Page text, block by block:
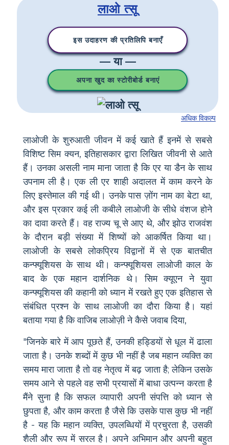
लाओ त्सू
इस उदाहरण की प्रतिलिपि बनाएँ
— या —
अपना खुद का स्टोरीबोर्ड बनाएं
अधिक विकल्प
लाओजी के शुरुआती जीवन में कई खाते हैं इनमें से सबसे
विशिष्ट सिम क्यन, इतिहासकार द्वारा लिखित जीवनी से आते
हैं। उनका असली नाम माना जाता है कि एर या डैन के साथ
उपनाम ली है। एक ली एर शाही अदालत में काम करने के
लिए इस्तेमाल की गई थी। उनके पास ज़ोंग नाम का बेटा था,
और इस प्रकार कई ली कबीले लाओजी के सीधे वंशज होने
का दावा करते हैं। वह राज्य चू से आए थे, और झोउ राजवंश
के दौरान बड़ी संख्या में शिष्यों को आकर्षित किया था।
लाओजी के सबसे लोकप्रिय विद्वानों में से एक बातचीत
कन्फ्यूशियस के साथ थी। कन्फ्यूशियस लाओजी काल के
बाद के एक महान दार्शनिक थे। सिम क्यूएन ने युवा
कन्फ्यूशियस की कहानी को ध्यान में रखते हुए एक इतिहास से
संबंधित प्रश्न के साथ लाओजी का दौरा किया है। यहां
बताया गया है कि वाजिब लाओज़ी ने कैसे जवाब दिया,
"जिनके बारे में आप पूछते हैं, उनकी हड्डियों से धूल में ढाला
जाता है। उनके शब्दों में कुछ भी नहीं है जब महान व्यक्ति का
समय मारा जाता है तो वह नेतृत्व में बढ़ जाता है; लेकिन उसके
समय आने से पहले वह सभी प्रयासों में बाधा उत्पन्न करता है
मैंने सुना है कि सफल व्यापारी अपनी संपत्ति को ध्यान से
छुपता है, और काम करता है जैसे कि उसके पास कुछ भी नहीं
है - यह कि महान व्यक्ति, उपलब्धियों में प्रचुरता है, उसकी
शैली और रूप में सरल है। अपने अभिमान और अपनी बहुत